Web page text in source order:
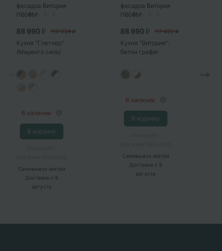
88 990 P 110 934 P
Кухня "Глетчер"
(Маренго силк/
золотой)
В наличии
В корзину
Самовывоз завтра
Доставка с 9
августа
88 990 P 111 432 P
Кухня "Витория":
бетон графит
крафт золотой)
В наличии
В корзину
Самовывоз завтра
Доставка с 9
августа